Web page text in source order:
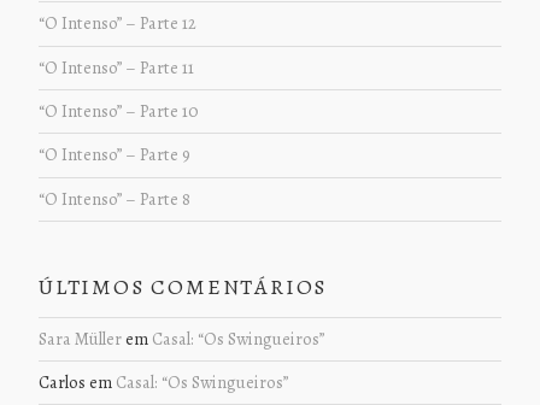
“O Intenso” – Parte 12
“O Intenso” – Parte 11
“O Intenso” – Parte 10
“O Intenso” – Parte 9
“O Intenso” – Parte 8
ÚLTIMOS COMENTÁRIOS
Sara Müllerem Casal: “Os Swingueiros”
Carlos em Casal: “Os Swingueiros”